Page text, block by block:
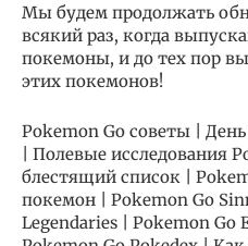
Мы будем продолжать
всякий раз, когда
покемоны, и до тех пор
этих покемонов!
Pokemon Go советы |
| Полевые исследования
блестящий список |
покемон | Pokemon Go
Legendaries | Pokemon Go